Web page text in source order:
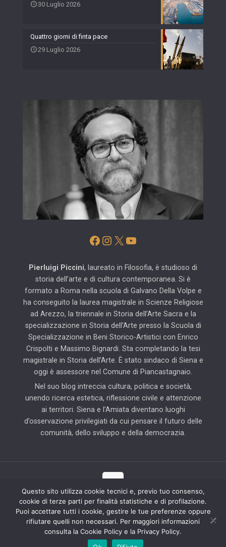
30 Luglio 2026
Quattro giorni di finta pace
29 Luglio 2026
Facebook
Instagram
X YouTube
Pierluigi Piccini, laureato in Filosofia, è studioso di
storia dell’arte e di cultura contemporanea. Si è
formato a Roma nella scuola di Galvano Della Volpe e
ha conseguito la laurea magistrale in Scienze Religiose
ad Arezzo, la triennale in Storia dell’Arte Sacra e la
specializzazione in Storia dell’Arte presso la Scuola di
Specializzazione in Beni Storico-Artistici con Enrico
Crispolti e Massimo Bignardi. Sta completando la tesi
magistrale in Storia dell’Arte. È stato sindaco di Siena e
oggi è assessore nel Comune di Piancastagnaio.
Nel suo blog intreccia cultura, politica e società,
unendo ricerca estetica, riflessione civile e attenzione
ai territori. Siena e l’Amiata diventano luoghi
d’osservazione privilegiati da cui pensare il futuro delle
comunità, dello sviluppo e della democrazia.
© 2025 Il Blog di Pierluigi Piccini | Tutti i diritti riservati | Partner
tecnico: Hab Solution
Questo sito utilizza cookie tecnici e, previo tuo consenso,
cookie di terze parti per finalità statistiche e di profilazione.
Puoi accettare tutti i cookie, gestire le tue preferenze oppure
rifiutare quelli non necessari. Per maggiori informazioni
consulta la Cookie Policy e la Privacy Policy.